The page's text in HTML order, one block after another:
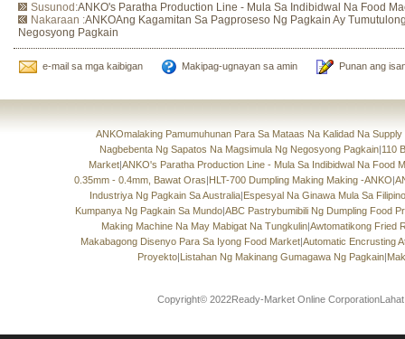
Susunod:ANKO's Paratha Production Line - Mula Sa Indibidwal Na Food
Nakaraan :ANKOAng Kagamitan Sa Pagproseso Ng Pagkain Ay
Negosyong Pagkain
e-mail sa mga kaibigan Makipag-ugnayan sa amin Punan ang
ANKOmalaking Pamumuhunan Para Sa Mataas Na Kalidad Na
Nagbebenta Ng Sapatos Na Magsimula Ng Negosyong Pagkain|110
Market|ANKO's Paratha Production Line - Mula Sa Indibidwal Na Food
0.35mm - 0.4mm, Bawat Oras|HLT-700 Dumpling Making Making -ANKO|
Industriya Ng Pagkain Sa Australia|Espesyal Na Ginawa Mula Sa
Kumpanya Ng Pagkain Sa Mundo|ABC Pastrybumibili Ng Dumpling Food
Making Machine Na May Mabigat Na Tungkulin|Awtomatikong Fried
Makabagong Disenyo Para Sa Iyong Food Market|Automatic Encrusting
Proyekto|Listahan Ng Makinang Gumagawa Ng Pagkain|
Copyright© 2022Ready-Market Online